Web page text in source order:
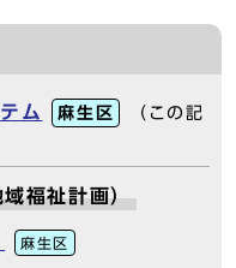
ム 麻生区
（この記
福祉計画）
麻生区